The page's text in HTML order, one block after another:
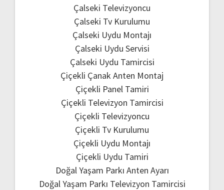
Çalseki Televizyoncu
Çalseki Tv Kurulumu
Çalseki Uydu Montajı
Çalseki Uydu Servisi
Çalseki Uydu Tamircisi
Çiçekli Çanak Anten Montaj
Çiçekli Panel Tamiri
Çiçekli Televizyon Tamircisi
Çiçekli Televizyoncu
Çiçekli Tv Kurulumu
Çiçekli Uydu Montajı
Çiçekli Uydu Tamiri
Doğal Yaşam Parkı Anten Ayarı
Doğal Yaşam Parkı Televizyon Tamircisi